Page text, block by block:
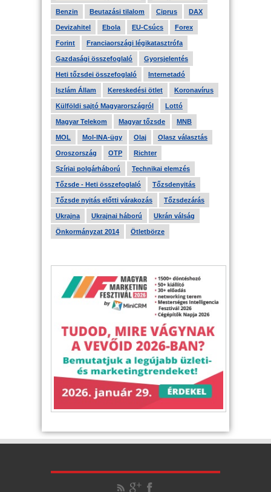
Benzin Beutazási tilalom Ciprus DAX
Devizahitel Ebola EU-Csúcs Forex
Forint Franciaországi légikatasztrófa
Gazdasági összefoglaló Gyorsjelentés
Heti tőzsdei összefoglaló Internetadó
Iszlám Állam Kereskedési ötlet Koronavírus
Külföldi sajtó Magyarországról Lottó
Magyar Telekom Magyar tőzsde MNB
MOL Mol-INA-ügy Olaj Olasz választás
Oroszország OTP Richter
Szíriai polgárháború Technikai elemzés
Tőzsde - Heti összefoglaló Tőzsdenyitás
Tőzsde nyitás előtti várakozás Tőzsdezárás
Ukrajna Ukrajnai háború Ukrán válság
Önkormányzat 2014 Ötletbörze